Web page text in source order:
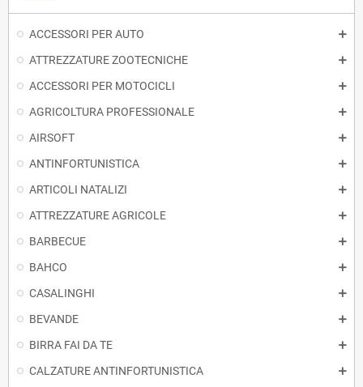
ACCESSORI PER AUTO
ATTREZZATURE ZOOTECNICHE
ACCESSORI PER MOTOCICLI
AGRICOLTURA PROFESSIONALE
AIRSOFT
ANTINFORTUNISTICA
ARTICOLI NATALIZI
ATTREZZATURE AGRICOLE
BARBECUE
BAHCO
CASALINGHI
BEVANDE
BIRRA FAI DA TE
CALZATURE ANTINFORTUNISTICA